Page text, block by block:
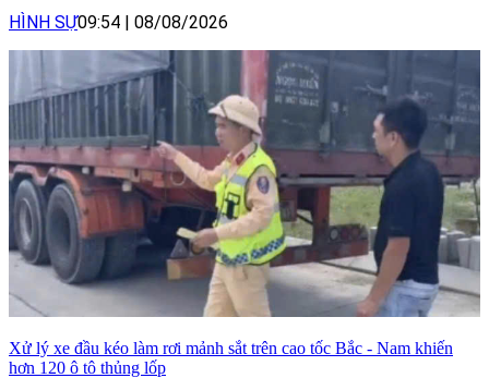
HÌNH SỰ09:54 | 08/08/2026
Xử lý xe đầu kéo làm rơi mảnh sắt trên cao tốc Bắc - Nam khiến
hơn 120 ô tô thủng lốp